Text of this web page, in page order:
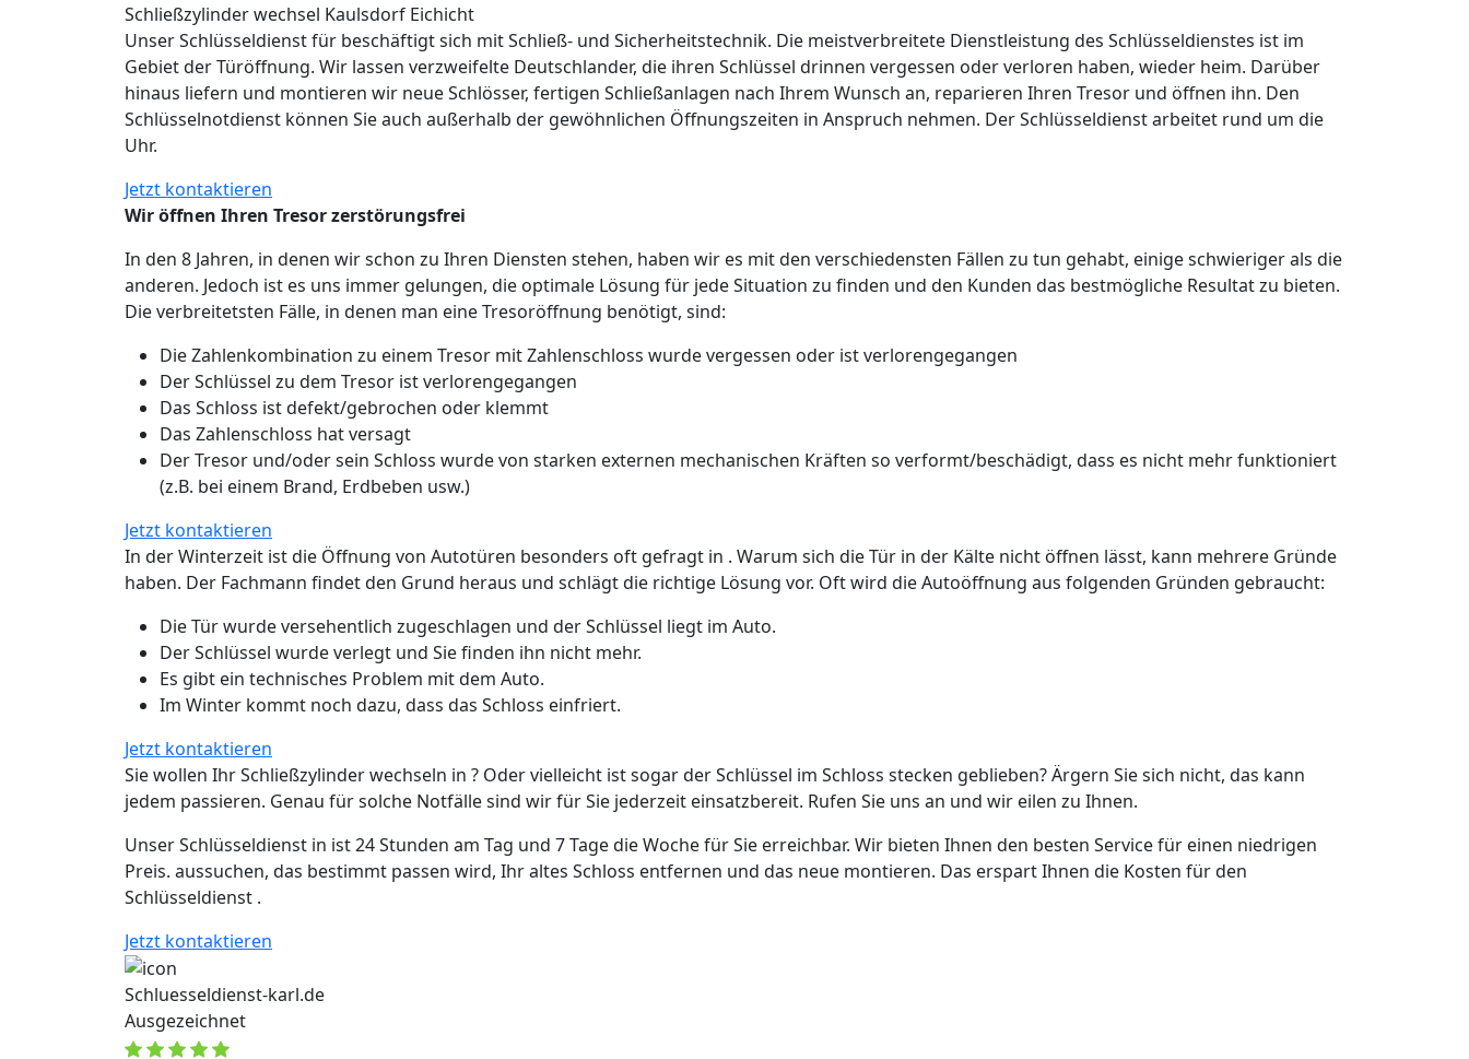
Schließzylinder wechsel Kaulsdorf Eichicht
Unser Schlüsseldienst für beschäftigt sich mit Schließ- und Sicherheitstechnik. Die meistverbreitete Dienstleistung des Schlüsseldienstes ist im
Gebiet der Türöffnung. Wir lassen verzweifelte Deutschlander, die ihren Schlüssel drinnen vergessen oder verloren haben, wieder heim. Darüber
hinaus liefern und montieren wir neue Schlösser, fertigen Schließanlagen nach Ihrem Wunsch an, reparieren Ihren Tresor und öffnen ihn. Den
Schlüsselnotdienst können Sie auch außerhalb der gewöhnlichen Öffnungszeiten in Anspruch nehmen. Der Schlüsseldienst arbeitet rund um die
Uhr.
Jetzt kontaktieren
Wir öffnen Ihren Tresor zerstörungsfrei
In den 8 Jahren, in denen wir schon zu Ihren Diensten stehen, haben wir es mit den verschiedensten Fällen zu tun gehabt, einige schwieriger als die
anderen. Jedoch ist es uns immer gelungen, die optimale Lösung für jede Situation zu finden und den Kunden das bestmögliche Resultat zu bieten.
Die verbreitetsten Fälle, in denen man eine Tresoröffnung benötigt, sind:
Die Zahlenkombination zu einem Tresor mit Zahlenschloss wurde vergessen oder ist verlorengegangen
Der Schlüssel zu dem Tresor ist verlorengegangen
Das Schloss ist defekt/gebrochen oder klemmt
Das Zahlenschloss hat versagt
Der Tresor und/oder sein Schloss wurde von starken externen mechanischen Kräften so verformt/beschädigt, dass es nicht mehr funktioniert
(z.B. bei einem Brand, Erdbeben usw.)
Jetzt kontaktieren
In der Winterzeit ist die Öffnung von Autotüren besonders oft gefragt in . Warum sich die Tür in der Kälte nicht öffnen lässt, kann mehrere Gründe
haben. Der Fachmann findet den Grund heraus und schlägt die richtige Lösung vor. Oft wird die Autoöffnung aus folgenden Gründen gebraucht:
Die Tür wurde versehentlich zugeschlagen und der Schlüssel liegt im Auto.
Der Schlüssel wurde verlegt und Sie finden ihn nicht mehr.
Es gibt ein technisches Problem mit dem Auto.
Im Winter kommt noch dazu, dass das Schloss einfriert.
Jetzt kontaktieren
Sie wollen Ihr Schließzylinder wechseln in ? Oder vielleicht ist sogar der Schlüssel im Schloss stecken geblieben? Ärgern Sie sich nicht, das kann
jedem passieren. Genau für solche Notfälle sind wir für Sie jederzeit einsatzbereit. Rufen Sie uns an und wir eilen zu Ihnen.
Unser Schlüsseldienst in ist 24 Stunden am Tag und 7 Tage die Woche für Sie erreichbar. Wir bieten Ihnen den besten Service für einen niedrigen
Preis. aussuchen, das bestimmt passen wird, Ihr altes Schloss entfernen und das neue montieren. Das erspart Ihnen die Kosten für den
Schlüsseldienst .
Jetzt kontaktieren
Schluesseldienst-karl.de
Ausgezeichnet